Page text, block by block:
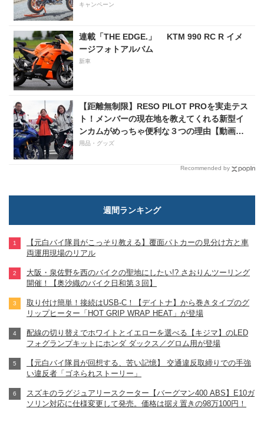
キャンペーン
連載「THE EDGE.」 KTM 990 RC R イメ
ージフォトアルバム
新車
【距離無制限】RESO PILOT PROを実走テス
ト！メンバーの現在地を教えてくれる新型イ
ンカムがめっちゃ便利な３つの理由【動画付
き】
用品・グッズ
Recommended by
週間ランキング
【元白バイ隊員がこっそり教える】覆面パトカーの見分け方と車
両運用現場のリアル
大阪・泉佐野を西のバイクの聖地にしたい!? さおりんツーリング
開催！【奥沙織のバイク日和第３回】
取り付け簡単！接続はUSB-C！【デイトナ】から巻きタイプのグ
リップヒーター「HOT GRIP WRAP HEAT」が登場
配線の切り替えでホワイトとイエローを選べる【キジマ】のLED
フォグランプキットにホンダ ダックス／グロム用が登場
【元白バイ隊員が回想する、苦い記憶】 交通違反取締りでの手強
い違反者「ゴネられストーリー」
スズキのラグジュアリースクーター【バーグマン400 ABS】E10ガ
ソリン対応に仕様変更して発売。価格は据え置きの98万100円！